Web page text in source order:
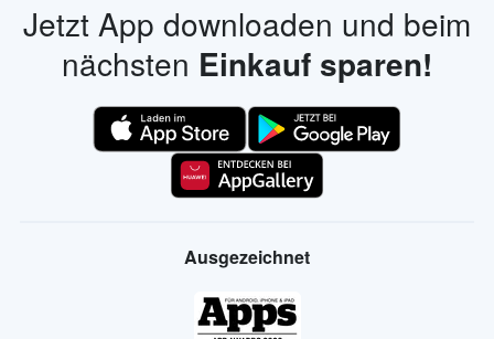
Jetzt App downloaden und beim
nächsten Einkauf sparen!
Ausgezeichnet